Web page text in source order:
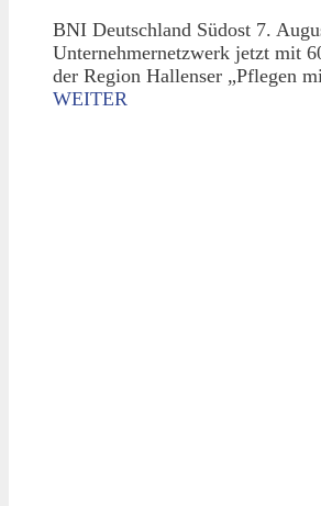
BNI Deutschland Südost 7.
Unternehmernetzwerk jetzt mit
der Region Hallenser „Pflegen
WEITER